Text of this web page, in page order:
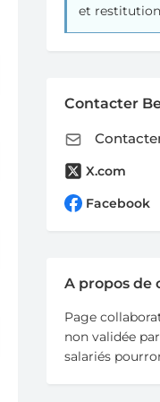
et
Contacter
X.com
Facebook
A propos de
Page
non validée
salariés